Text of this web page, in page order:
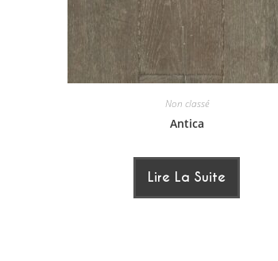
Non classé
Antica
Lire La Suite